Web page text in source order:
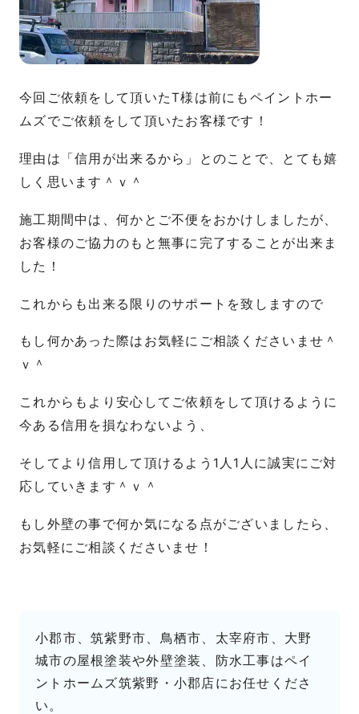
今回ご依頼をして頂いたT様は前にもペイントホー
ムズでご依頼をして頂いたお客様です！
理由は「信用が出来るから」とのことで、とても嬉
しく思います＾ｖ＾
施工期間中は、何かとご不便をおかけしましたが、
お客様のご協力のもと無事に完了することが出来ま
した！
これからも出来る限りのサポートを致しますので
もし何かあった際はお気軽にご相談くださいませ＾
ｖ＾
これからもより安心してご依頼をして頂けるように
今ある信用を損なわないよう、
そしてより信用して頂けるよう1人1人に誠実にご対
応していきます＾ｖ＾
もし外壁の事で何か気になる点がございましたら、
お気軽にご相談くださいませ！
小郡市、筑紫野市、鳥栖市、太宰府市、大野
城市の屋根塗装や外壁塗装、防水工事はペイ
ントホームズ筑紫野・小郡店にお任せくださ
い。